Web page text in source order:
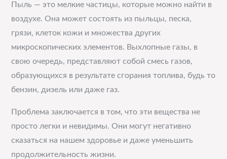
Пыль — это мелкие частицы, которые можно найти в
воздухе. Она может состоять из пыльцы, песка,
грязи, клеток кожи и множества других
микроскопических элементов. Выхлопные газы, в
свою очередь, представляют собой смесь газов,
образующихся в результате сгорания топлива, будь то
бензин, дизель или даже газ.
Проблема заключается в том, что эти вещества не
просто легки и невидимы. Они могут негативно
сказаться на нашем здоровье и даже уменьшить
продолжительность жизни.